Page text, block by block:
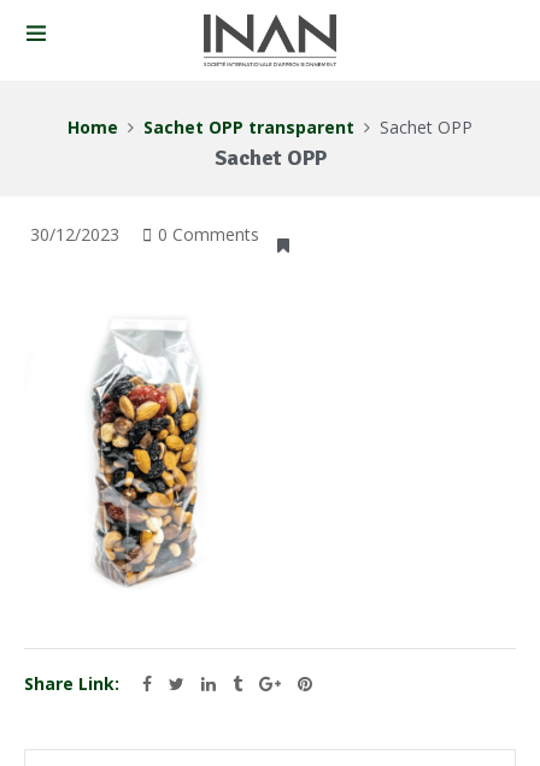
Home Sachet OPP transparent Sachet OPP
Sachet OPP
30/12/2023 0 Comments
Share Link: